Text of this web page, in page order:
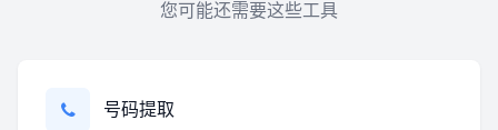
您可能还需要这些工具
号码提取